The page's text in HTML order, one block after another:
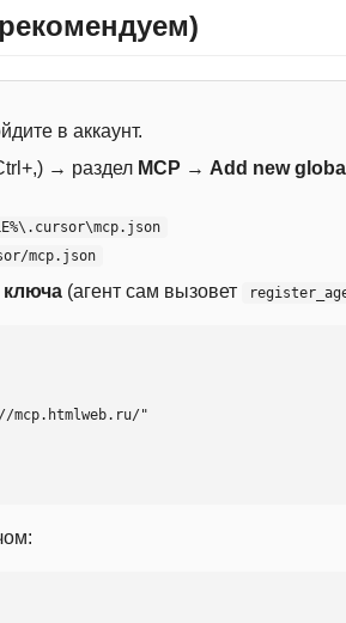
в аккаунт.
→ раздел MCP → Add new
mcp.json
ключа (агент сам вызовет